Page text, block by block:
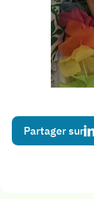
Partager sur